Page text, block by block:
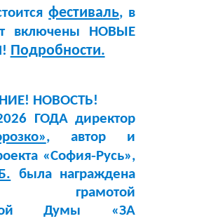
фестиваль, в
включены НОВЫЕ
Подробности.
НОВОСТЬ!
ГОДА директор
, автор и
«София‑Русь»,
была награждена
грамотой
Думы «ЗА